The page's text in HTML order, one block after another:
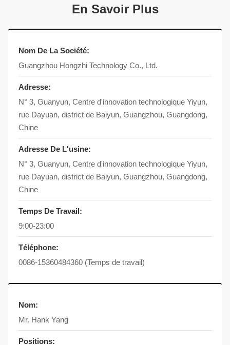
En Savoir Plus
Nom De La Société:
Guangzhou Hongzhi Technology Co., Ltd.
Adresse:
N° 3, Guanyun, Centre d'innovation technologique Yiyun,
rue Dayuan, district de Baiyun, Guangzhou, Guangdong,
Chine
Adresse De L'usine:
N° 3, Guanyun, Centre d'innovation technologique Yiyun,
rue Dayuan, district de Baiyun, Guangzhou, Guangdong,
Chine
Temps De Travail:
9:00-23:00
Téléphone:
0086-15360484360 (Temps de travail)
Nom:
Mr. Hank Yang
Positions: